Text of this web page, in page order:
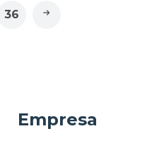
36
Empresa